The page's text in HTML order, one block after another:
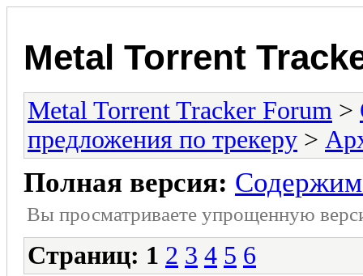
Metal Torrent
Metal Torrent Tracker Forum >
предложения по трекеру >
Полная версия:
Вы просматриваете yпpощеннyю
Страниц: 1 2 3 4 5 6